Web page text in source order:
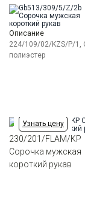
Описание
224/109/02/KZS/P/1,
полиэстер
Узнать цену
230/201/FLAM/KP
Сорочка мужская
короткий рукав